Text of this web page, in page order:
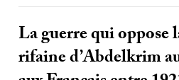
La guerre qui oppose
rifaine d’Abdelkrim